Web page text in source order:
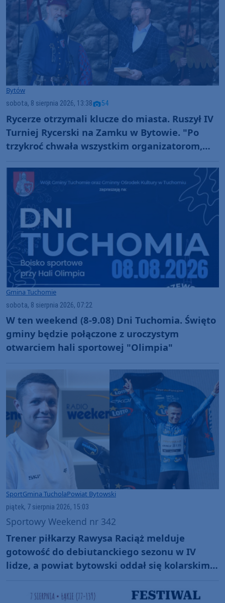
Bytów
sobota, 8 sierpnia 2026, 13:38 54
Rycerze otrzymali klucze do miasta. Ruszył IV
Turniej Rycerski na Zamku w Bytowie. "Po
trzykroć chwała wszystkim organizatorom,
Gmina Tuchomie
sobota, 8 sierpnia 2026, 07:22
W ten weekend (8-9.08) Dni Tuchomia. Święto
gminy będzie połączone z uroczystym
otwarciem hali sportowej "Olimpia"
SportGmina TucholaPowiat Bytowski
piątek, 7 sierpnia 2026, 15:03
Sportowy Weekend nr 342
Trener piłkarzy Rawysa Raciąż melduje
gotowość do debiutanckiego sezonu w IV
lidze, a powiat bytowski oddał się kolarskim